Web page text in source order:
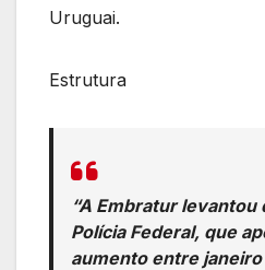
Uruguai.
Estrutura
“A Embratur levantou
Polícia Federal, que
aumento entre